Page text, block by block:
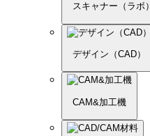
スキャナー（ラボ）
デザイン（CAD）
CAM&加工機